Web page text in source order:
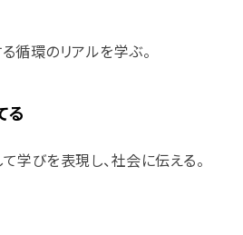
循環のリアルを学ぶ。
る
学びを表現し、社会に伝える。